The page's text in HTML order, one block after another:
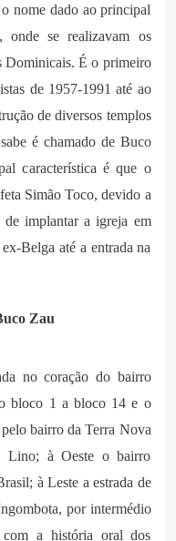
nome dado ao principal
onde se realizavam os
Dominicais. É o primeiro
de 1957-1991 até ao
de diversos templos
é chamado de Buco
característica é que o
Simão Toco, devido a
de implantar a igreja em
Belga até a entrada na
Zau
no coração do bairro
bloco 1 a bloco 14 e o
bairro da Terra Nova
Lino; à Oeste o bairro
à Leste a estrada de
por intermédio
a história oral dos